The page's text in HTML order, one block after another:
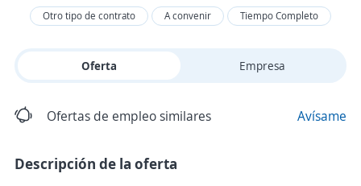
Otro tipo de contrato A convenir Tiempo Completo
Oferta Empresa
Ofertas de empleo similares Avísame
Descripción de la oferta